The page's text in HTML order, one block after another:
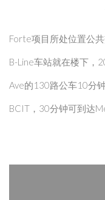
Forte项目所处位置公
B-Line车站就在楼下，
Ave的130路公车10分
BCIT，30分钟可到达